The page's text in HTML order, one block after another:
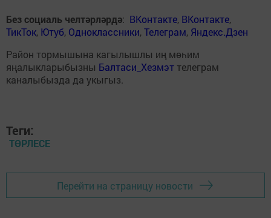
Без социаль челтәрләрдә: ВКонтакте, ВКонтакте,
ТикТок, Ютуб, Одноклассники,Телеграм, Яндекс.Дзен
Район тормышына кагылышлы иң мөһим
яңалыкларыбызны Балтаси_Хезмэт телеграм
каналыбызда да укыгыз.
Теги:
ТӨРЛЕСЕ
Перейти на страницу новости